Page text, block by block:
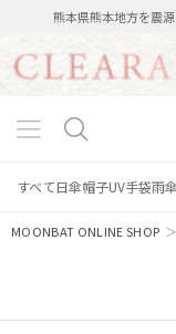
熊本県熊本地方を震
すべて日傘帽子UV手袋雨傘
MOONBAT ONLINE SHOP